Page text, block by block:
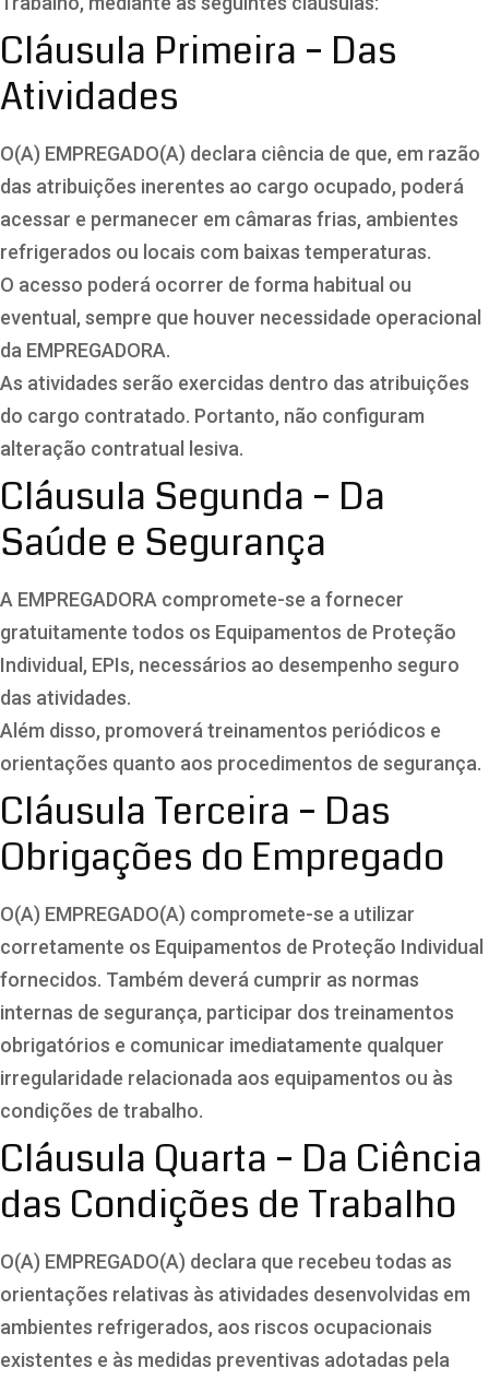
Cláusula Primeira – Das
Atividades
O(A) EMPREGADO(A) declara ciência de que, em razão
das atribuições inerentes ao cargo ocupado, poderá
acessar e permanecer em câmaras frias, ambientes
refrigerados ou locais com baixas temperaturas.
O acesso poderá ocorrer de forma habitual ou
eventual, sempre que houver necessidade operacional
da EMPREGADORA.
As atividades serão exercidas dentro das atribuições
do cargo contratado. Portanto, não configuram
alteração contratual lesiva.
Cláusula Segunda – Da
Saúde e Segurança
A EMPREGADORA compromete-se a fornecer
gratuitamente todos os Equipamentos de Proteção
Individual, EPIs, necessários ao desempenho seguro
das atividades.
Além disso, promoverá treinamentos periódicos e
orientações quanto aos procedimentos de segurança.
Cláusula Terceira – Das
Obrigações do Empregado
O(A) EMPREGADO(A) compromete-se a utilizar
corretamente os Equipamentos de Proteção Individual
fornecidos. Também deverá cumprir as normas
internas de segurança, participar dos treinamentos
obrigatórios e comunicar imediatamente qualquer
irregularidade relacionada aos equipamentos ou às
condições de trabalho.
Cláusula Quarta – Da Ciência
das Condições de Trabalho
O(A) EMPREGADO(A) declara que recebeu todas as
orientações relativas às atividades desenvolvidas em
ambientes refrigerados, aos riscos ocupacionais
existentes e às medidas preventivas adotadas pela